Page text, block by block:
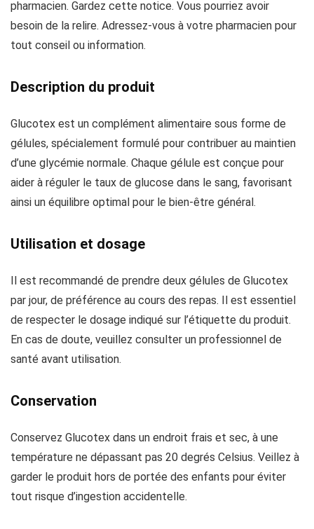
pharmacien. Gardez cette notice. Vous pourriez avoir
besoin de la relire. Adressez-vous à votre pharmacien pour
tout conseil ou information.
Description du produit
Glucotex est un complément alimentaire sous forme de
gélules, spécialement formulé pour contribuer au maintien
d’une glycémie normale. Chaque gélule est conçue pour
aider à réguler le taux de glucose dans le sang, favorisant
ainsi un équilibre optimal pour le bien-être général.
Utilisation et dosage
Il est recommandé de prendre deux gélules de Glucotex
par jour, de préférence au cours des repas. Il est essentiel
de respecter le dosage indiqué sur l’étiquette du produit.
En cas de doute, veuillez consulter un professionnel de
santé avant utilisation.
Conservation
Conservez Glucotex dans un endroit frais et sec, à une
température ne dépassant pas 20 degrés Celsius. Veillez à
garder le produit hors de portée des enfants pour éviter
tout risque d’ingestion accidentelle.